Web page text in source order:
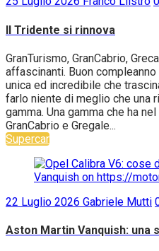
Il Tridente si rinnova
GranTurismo, GranCabrio,
affascinanti. Buon
unica ed incredibile che
farlo niente di meglio che una
gamma. Una gamma che ha
GranCabrio e Gregale...
Supercar
22 Luglio 2026 Gabriele Mutti
Aston Martin Vanquish: una